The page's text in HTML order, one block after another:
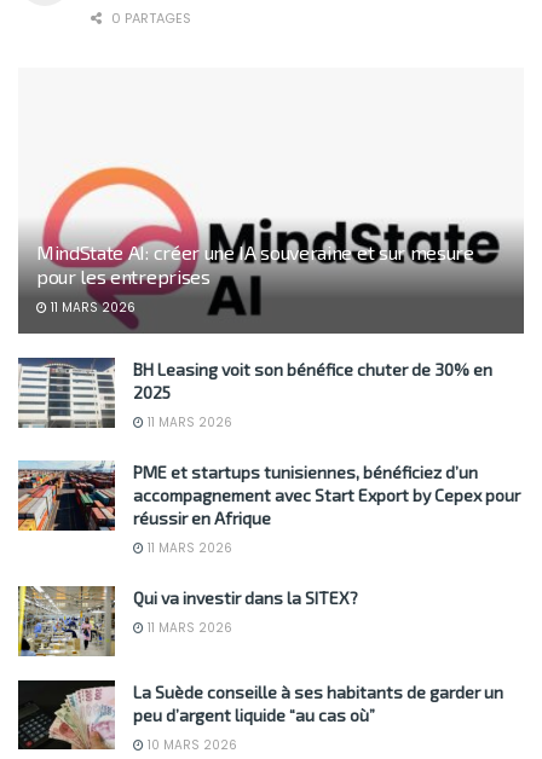
0 PARTAGES
MindState AI: créer une IA souveraine et sur mesure
pour les entreprises
11 MARS 2026
BH Leasing voit son bénéfice chuter de 30% en
2025
11 MARS 2026
PME et startups tunisiennes, bénéficiez d’un
accompagnement avec Start Export by Cepex pour
réussir en Afrique
11 MARS 2026
Qui va investir dans la SITEX?
11 MARS 2026
La Suède conseille à ses habitants de garder un
peu d’argent liquide “au cas où”
10 MARS 2026